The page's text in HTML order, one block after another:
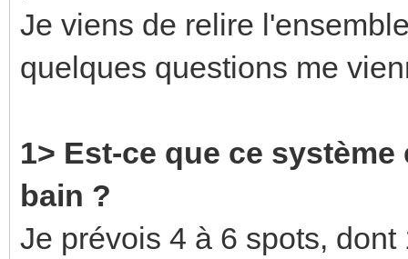
Je viens de relire
quelques questions me
1> Est-ce que ce
bain ?
Je prévois 4 à 6 spots,